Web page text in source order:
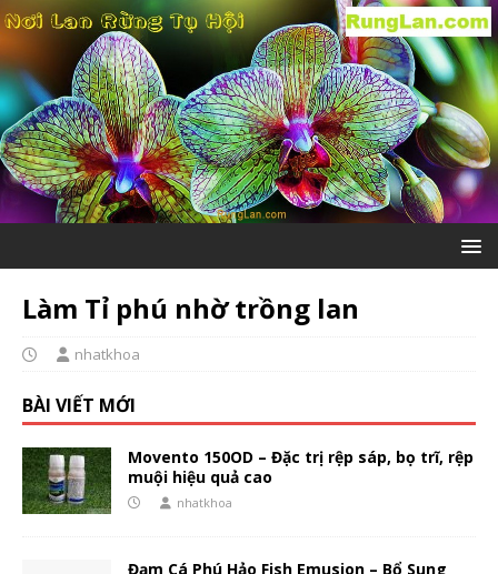
Làm Tỉ phú nhờ trồng lan
nhatkhoa
BÀI VIẾT MỚI
Movento 150OD – Đặc trị rệp sáp, bọ trĩ, rệp
muội hiệu quả cao
nhatkhoa
Đạm Cá Phú Hảo Fish Emusion – Bổ Sung